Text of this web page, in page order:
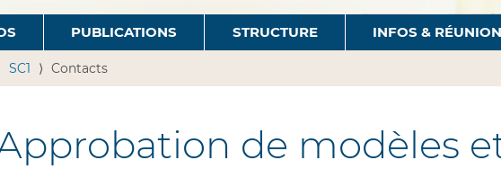
PUBLICATIONS STRUCTURE INFOS &
SC1 Contacts
de modèles